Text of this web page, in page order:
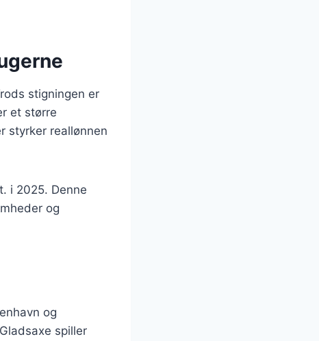
stigningen er
et større
styrker reallønnen
i 2025. Denne
og
og
spiller